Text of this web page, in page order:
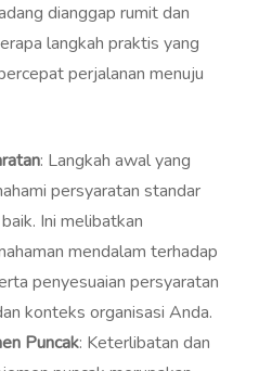
dianggap rumit dan
langkah praktis yang
perjalanan menuju
: Langkah awal yang
persyaratan standar
Ini melibatkan
mendalam terhadap
penyesuaian persyaratan
konteks organisasi Anda.
Puncak: Keterlibatan dan